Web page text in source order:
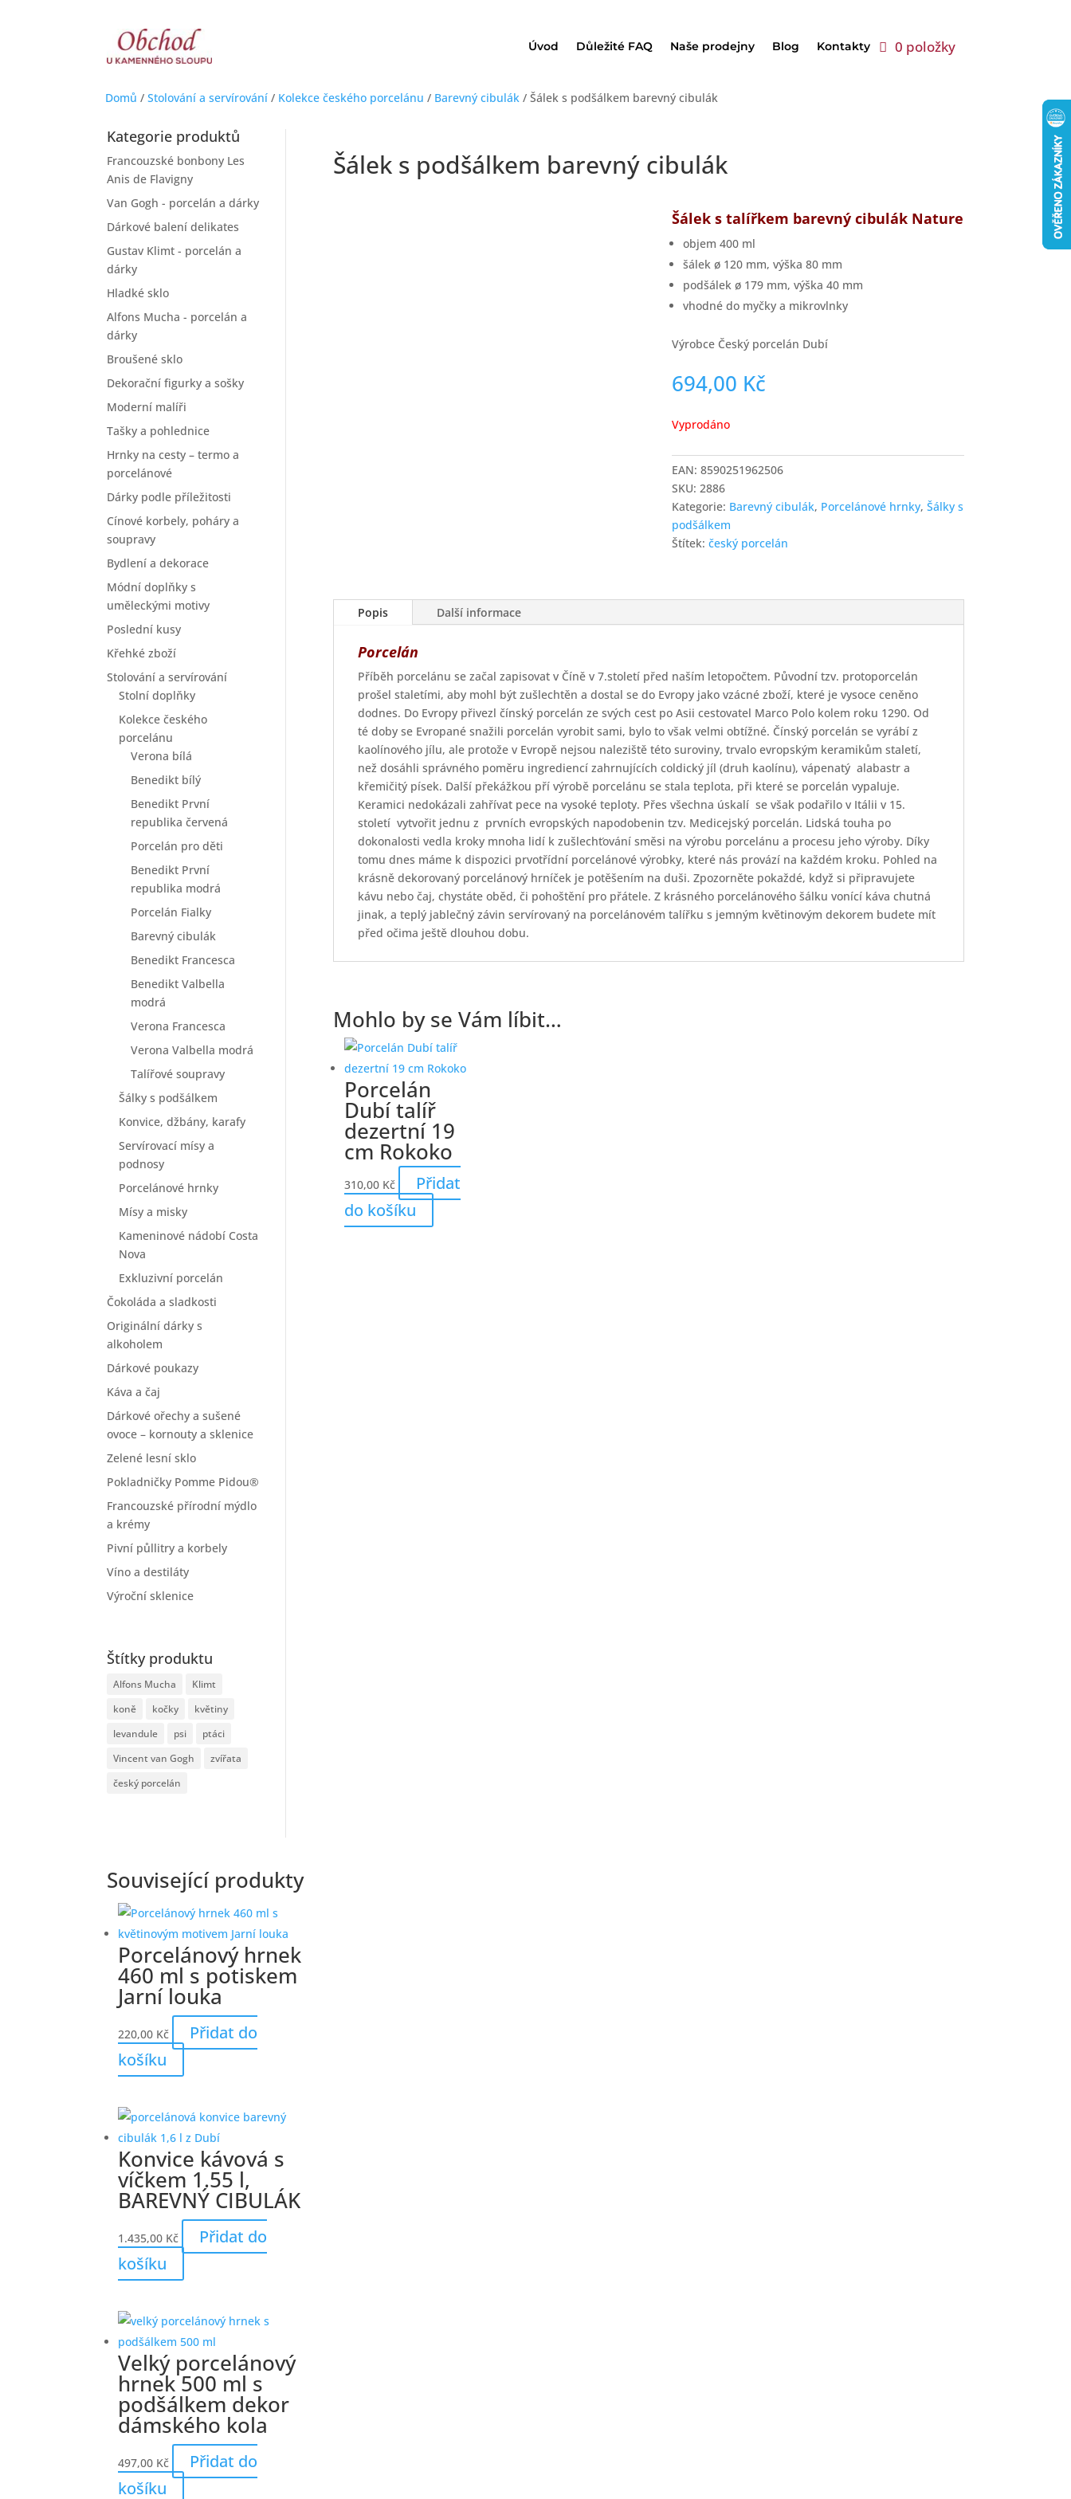
Úvod Důležité FAQ Naše prodejny Blog Kontakty 0 položky
Domů / Stolování a servírování / Kolekce českého porcelánu / Barevný cibulák / Šálek s podšálkem barevný cibulák
Kategorie produktů
Francouzské bonbony Les
Anis de Flavigny
Van Gogh - porcelán a dárky
Dárkové balení delikates
Gustav Klimt - porcelán a
dárky
Hladké sklo
Alfons Mucha - porcelán a
dárky
Broušené sklo
Dekorační figurky a sošky
Moderní malíři
Tašky a pohlednice
Hrnky na cesty – termo a
porcelánové
Dárky podle příležitosti
Cínové korbely, poháry a
soupravy
Bydlení a dekorace
Módní doplňky s
uměleckými motivy
Poslední kusy
Křehké zboží
Stolování a servírování
Stolní doplňky
Kolekce českého
porcelánu
Verona bílá
Benedikt bílý
Benedikt První
republika červená
Porcelán pro děti
Benedikt První
republika modrá
Porcelán Fialky
Barevný cibulák
Benedikt Francesca
Benedikt Valbella
modrá
Verona Francesca
Verona Valbella modrá
Talířové soupravy
Šálky s podšálkem
Konvice, džbány, karafy
Servírovací mísy a
podnosy
Porcelánové hrnky
Mísy a misky
Kameninové nádobí Costa
Nova
Exkluzivní porcelán
Čokoláda a sladkosti
Originální dárky s
alkoholem
Dárkové poukazy
Káva a čaj
Dárkové ořechy a sušené
ovoce – kornouty a sklenice
Zelené lesní sklo
Pokladničky Pomme Pidou®
Francouzské přírodní mýdlo
a krémy
Pivní půllitry a korbely
Víno a destiláty
Výroční sklenice
Štítky produktu
Alfons Mucha
Klimt
koně
kočky
květiny
levandule
psi
ptáci
Vincent van Gogh
zvířata
český porcelán
Šálek s podšálkem barevný cibulák
Šálek s talířkem barevný cibulák Nature
objem 400 ml
šálek ø 120 mm, výška 80 mm
podšálek ø 179 mm, výška 40 mm
vhodné do myčky a mikrovlnky
Výrobce Český porcelán Dubí
694,00 Kč
Vyprodáno
EAN:8590251962506
SKU:2886
Kategorie: Barevný cibulák, Porcelánové hrnky,Šálky s
podšálkem
Štítek:český porcelán
Popis Další informace
Porcelán
Příběh porcelánu se začal zapisovat v Číně v 7.století před naším letopočtem. Původní tzv. protoporcelán
prošel staletími, aby mohl být zušlechtěn a dostal se do Evropy jako vzácné zboží, které je vysoce ceněno
dodnes. Do Evropy přivezl čínský porcelán ze svých cest po Asii cestovatel Marco Polo kolem roku 1290. Od
té doby se Evropané snažili porcelán vyrobit sami, bylo to však velmi obtížné. Čínský porcelán se vyrábí z
kaolínového jílu, ale protože v Evropě nejsou naleziště této suroviny, trvalo evropským keramikům staletí,
než dosáhli správného poměru ingrediencí zahrnujících coldický jíl (druh kaolínu), vápenatý alabastr a
křemičitý písek. Další překážkou pří výrobě porcelánu se stala teplota, při které se porcelán vypaluje.
Keramici nedokázali zahřívat pece na vysoké teploty. Přes všechna úskalí se však podařilo v Itálii v 15.
století vytvořit jednu z prvních evropských napodobenin tzv. Medicejský porcelán. Lidská touha po
dokonalosti vedla kroky mnoha lidí k zušlechťování směsi na výrobu porcelánu a procesu jeho výroby. Díky
tomu dnes máme k dispozici prvotřídní porcelánové výrobky, které nás provází na každém kroku. Pohled na
krásně dekorovaný porcelánový hrníček je potěšením na duši. Zpozorněte pokaždé, když si připravujete
kávu nebo čaj, chystáte oběd, či pohoštění pro přátele. Z krásného porcelánového šálku vonící káva chutná
jinak, a teplý jablečný závin servírovaný na porcelánovém talířku s jemným květinovým dekorem budete mít
před očima ještě dlouhou dobu.
Mohlo by se Vám líbit…
Porcelán
Dubí talíř
dezertní 19
cm Rokoko
310,00 Kč
Přidat
do košíku
Související produkty
Porcelánový hrnek
460 ml s potiskem
Jarní louka
220,00 Kč
Přidat do
košíku
Konvice kávová s
víčkem 1.55 l,
BAREVNÝ CIBULÁK
1.435,00 Kč
Přidat do
košíku
Velký porcelánový
hrnek 500 ml s
podšálkem dekor
dámského kola
497,00 Kč
Přidat do
košíku